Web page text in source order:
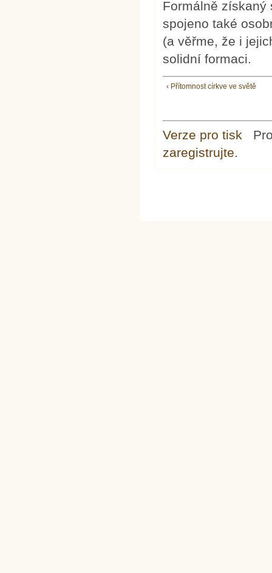
Formálně získaný
spojeno také
(a věřme, že i
solidní formaci.
‹ Přítomnost církve ve světě
Verze pro tisk
zaregistrujte.